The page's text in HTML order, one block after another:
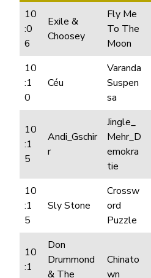
10
:0
6
Exile &
Choosey
Fly Me
To The
Moon
10
:1
0
Céu
Varanda
Suspen
sa
10
:1
5
Andi_Gschir
r
Jingle_
Mehr_D
emokra
tie
10
:1
5
Sly Stone
Crossw
ord
Puzzle
10
:1
Don
Drummond
& The
Chinato
wn